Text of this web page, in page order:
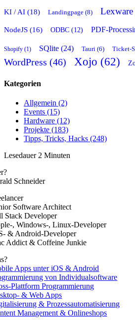
KI / AI (18) Landingpage (8)
NodeJS (16) ODBC (12) PDF-
Shopify (1) SQlite (24) Tauri (6) Ticket-
WordPress (46) Xojo (62)
Kategorien
Allgemein (2)
Events (15)
Hardware (12)
Projekte (183)
Tipps, Tricks, Hacks (248)
Lesedauer 2 Minuten
Schneider
Software Architect
Stack Developer
, Windows-, Linux-Developer
& Android-Developer
Addict & Coffeine Junkie
Apps unter iOS & Android
von Individualsoftware
Plattform Programmierung
& Web Apps
& Prozessautomatisierung
Management & Onlineshops